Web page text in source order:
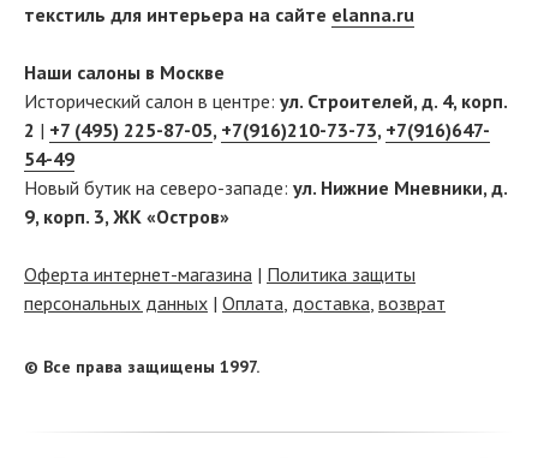
текстиль для интерьера на сайте elanna.ru
Наши салоны в Москве
Исторический салон в центре: ул. Строителей, д. 4, корп.
2 | +7 (495) 225-87-05, +7(916)210-73-73, +7(916)647-
54-49
Новый бутик на северо-западе: ул. Нижние Мневники, д.
9, корп. 3, ЖК «Остров»
Оферта интернет-магазина | Политика защиты
персональных данных | Оплата, доставка, возврат
© Все права защищены 1997.